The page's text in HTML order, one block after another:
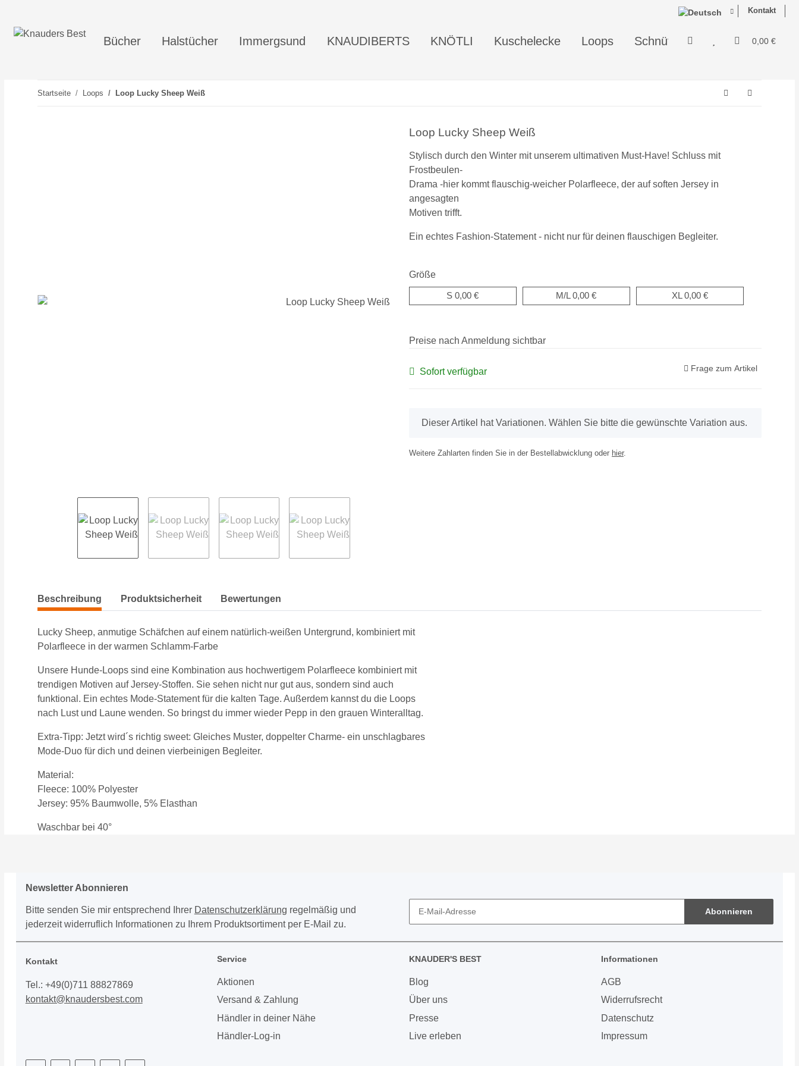
Kontakt
0,00 €
Bücher Halstücher Immergsund KNAUDIBERTS KNÖTLI Kuschelecke Loops Schnüffelis - perfekt zum
Startseite Loops Loop Lucky Sheep Weiß
Loop Lucky Sheep Weiß
Stylisch durch den Winter mit unserem ultimativen Must-Have! Schluss mit
Frostbeulen-
Drama -hier kommt flauschig-weicher Polarfleece, der auf soften Jersey in
angesagten
Motiven trifft.
Ein echtes Fashion-Statement - nicht nur für deinen flauschigen Begleiter.
Größe
S0,00 € M/L0,00 € XL 0,00 €
Preise nach Anmeldung sichtbar
Sofort verfügbar Frage zum Artikel
xDieser Artikel hat Variationen. Wählen Sie bitte die gewünschte Variation aus.
Weitere Zahlarten finden Sie in der Bestellabwicklung oder hier.
Beschreibung Produktsicherheit Bewertungen
Lucky Sheep, anmutige Schäfchen auf einem natürlich-weißen Untergrund, kombiniert mit
Polarfleece in der warmen Schlamm-Farbe
Unsere Hunde-Loops sind eine Kombination aus hochwertigem Polarfleece kombiniert mit
trendigen Motiven auf Jersey-Stoffen. Sie sehen nicht nur gut aus, sondern sind auch
funktional. Ein echtes Mode-Statement für die kalten Tage. Außerdem kannst du die Loops
nach Lust und Laune wenden. So bringst du immer wieder Pepp in den grauen Winteralltag.
Extra-Tipp: Jetzt wird´s richtig sweet: Gleiches Muster, doppelter Charme- ein unschlagbares
Mode-Duo für dich und deinen vierbeinigen Begleiter.
Material:
Fleece: 100% Polyester
Jersey: 95% Baumwolle, 5% Elasthan
Waschbar bei 40°
Newsletter Abonnieren
Bitte senden Sie mir entsprechend Ihrer Datenschutzerklärung regelmäßig und
jederzeit widerruflich Informationen zu Ihrem Produktsortiment per E-Mail zu.
Abonnieren
Kontakt
Tel.: +49(0)711 88827869
kontakt@knaudersbest.com
Service
Aktionen
Versand & Zahlung
Händler in deiner Nähe
Händler-Log-in
KNAUDER'S BEST
Blog
Über uns
Presse
Live erleben
Informationen
AGB
Widerrufsrecht
Datenschutz
Impressum